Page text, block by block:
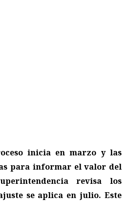
inicia en marzo y las
para informar el valor del
revisa los
se aplica en julio. Este